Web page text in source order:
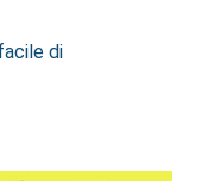
di